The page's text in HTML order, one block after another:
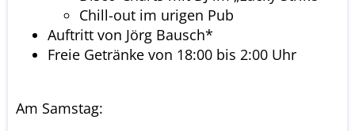
Chill-out im urigen Pub
Auftritt von Jörg Bausch*
Freie Getränke von 18:00 bis 2:00 Uhr
Am Samstag: